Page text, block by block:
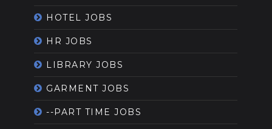
HOTEL JOBS
HR JOBS
LIBRARY JOBS
GARMENT JOBS
--PART TIME JOBS